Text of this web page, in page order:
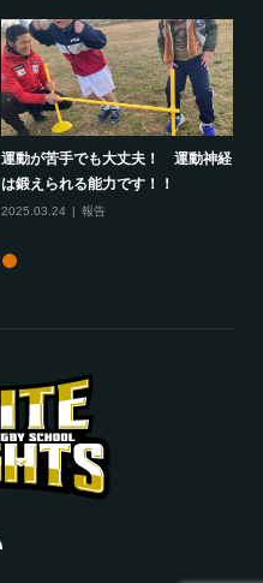
運動が苦手でも大丈夫！ 運動神経
は鍛えられる能力です！！
2025.03.24 報告